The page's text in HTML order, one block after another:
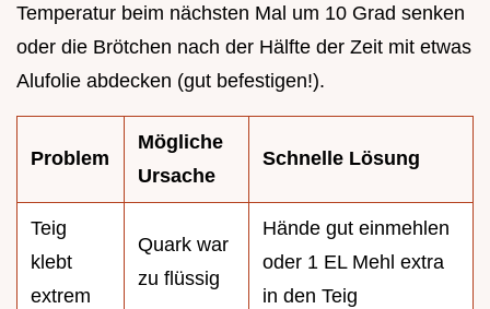
Temperatur beim nächsten Mal um 10 Grad senken
oder die Brötchen nach der Hälfte der Zeit mit etwas
Alufolie abdecken (gut befestigen!).
Problem
Mögliche
Ursache
Schnelle Lösung
Teig
klebt
extrem
Quark war
zu flüssig
Hände gut einmehlen
oder 1 EL Mehl extra
in den Teig